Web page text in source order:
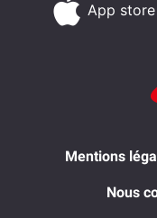
App store
Mentions
Nous